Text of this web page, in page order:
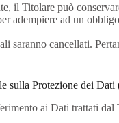
il Titolare può
adempiere ad un
saranno cancellati.
sulla Protezione dei
ai Dati trattati dal